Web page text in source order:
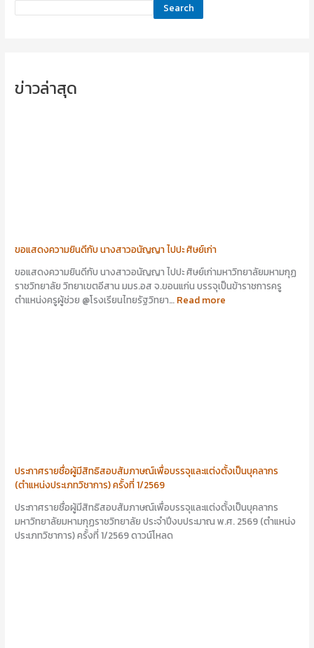
Search
ข่าวล่าสุด
ขอแสดงความยินดีกับ นางสาวอนัญญา ไปปะ ศิษย์เก่า
ขอแสดงความยินดีกับ นางสาวอนัญญา ไปปะ ศิษย์เก่ามหาวิทยาลัยมหามกุฏ
ราชวิทยาลัย วิทยาเขตอีสาน มมร.อส จ.ขอนแก่น บรรจุเป็นข้าราชการครู
ตำแหน่งครูผู้ช่วย @โรงเรียนไทยรัฐวิทยา… Read more
ประกาศรายชื่อผู้มีสิทธิสอบสัมภาษณ์เพื่อบรรจุและแต่งตั้งเป็นบุคลากร
(ตำแหน่งประเภทวิชาการ) ครั้งที่ 1/2569
ประกาศรายชื่อผู้มีสิทธิสอบสัมภาษณ์เพื่อบรรจุและแต่งตั้งเป็นบุคลากร
มหาวิทยาลัยมหามกุฏราชวิทยาลัย ประจำปีงบประมาณ พ.ศ. 2569 (ตำแหน่ง
ประเภทวิชาการ) ครั้งที่ 1/2569 ดาวน์โหลด